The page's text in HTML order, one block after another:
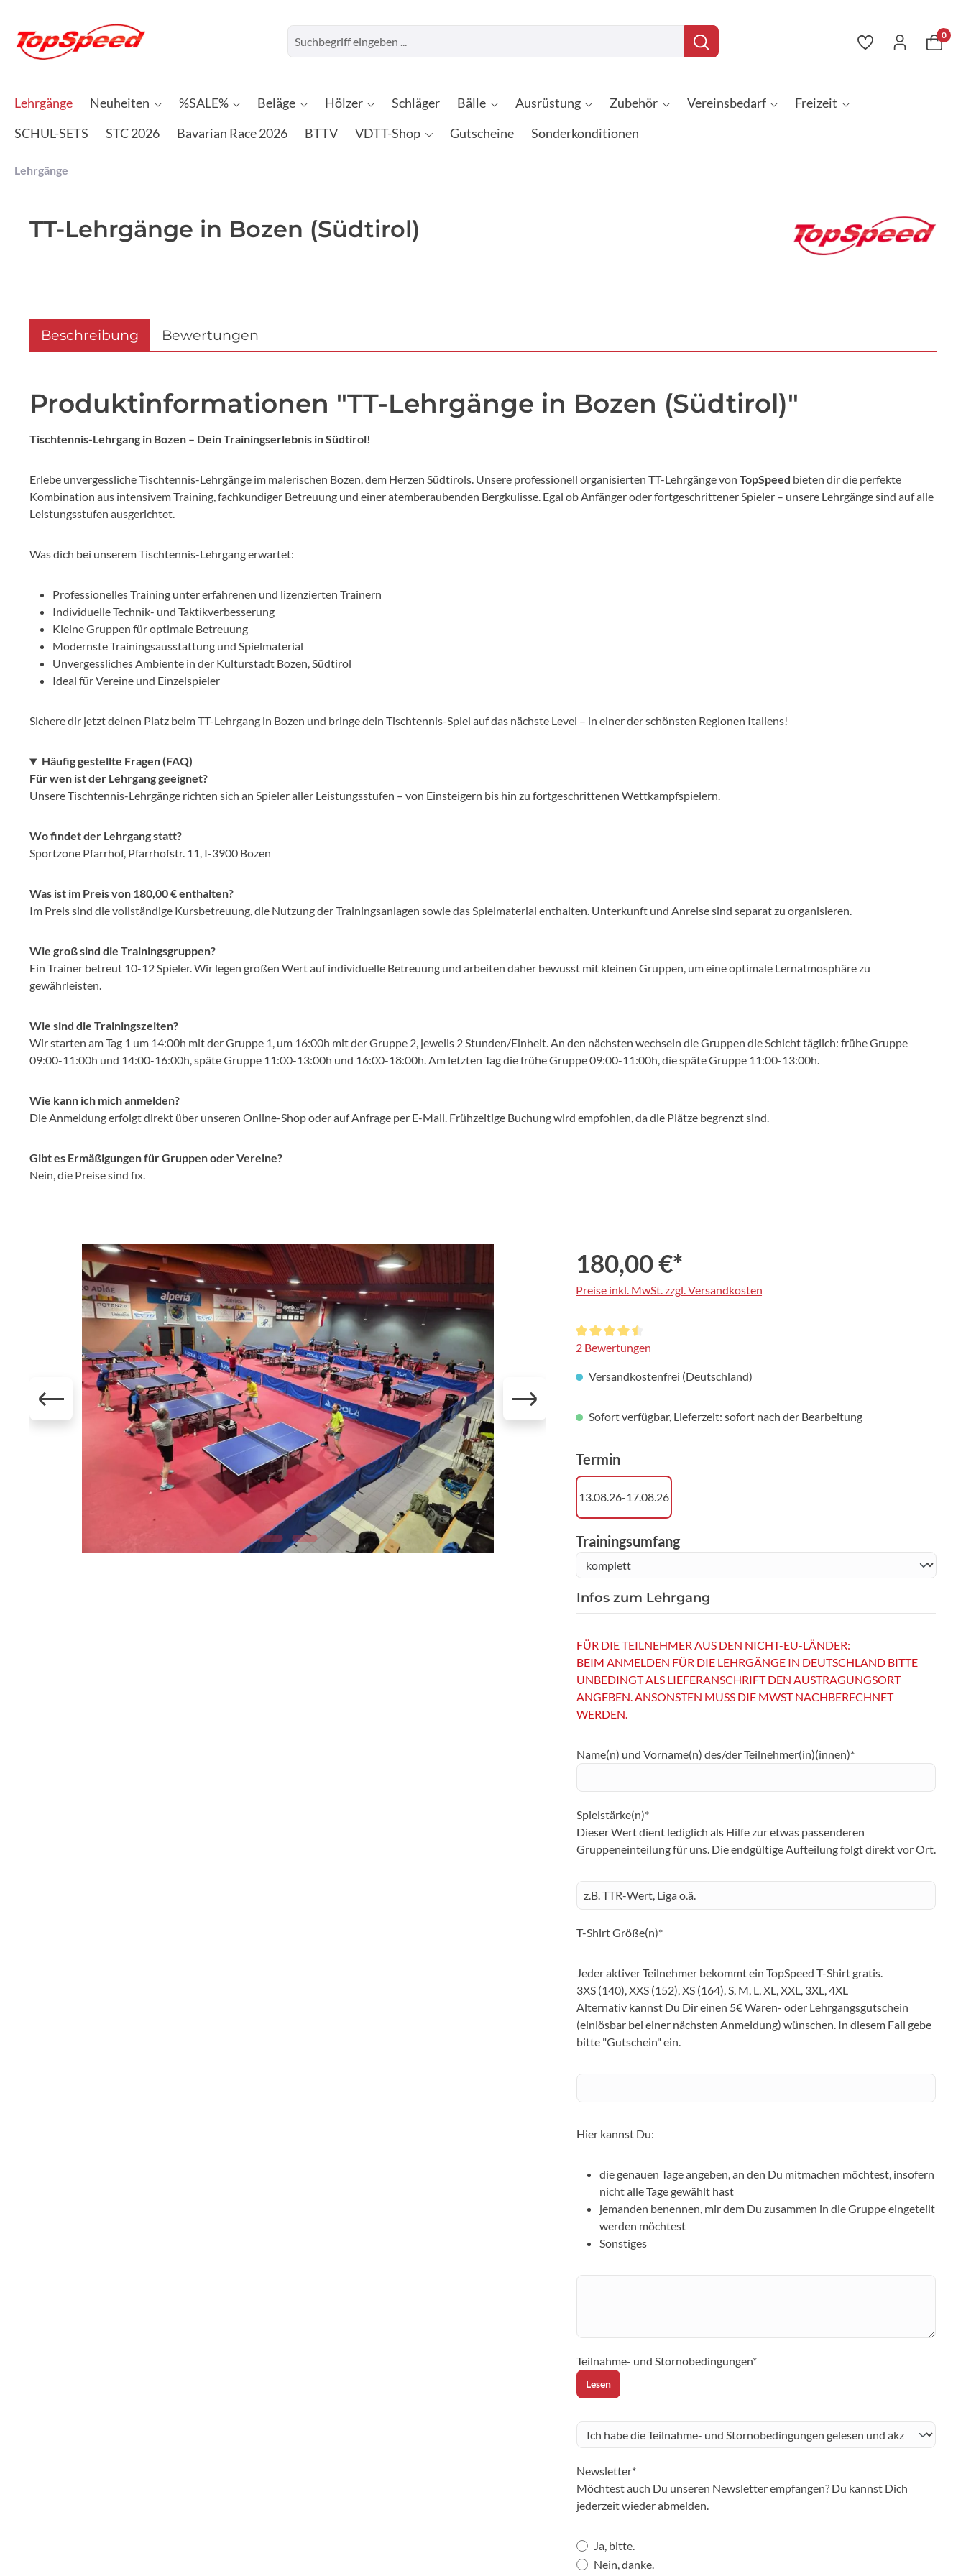
0
Lehrgänge Neuheiten %SALE% Beläge Hölzer Schläger Bälle Ausrüstung Zubehör Vereinsbedarf
Freizeit
SCHUL-SETS
STC 2026 Bavarian Race 2026 BTTV VDTT-Shop Gutscheine Sonderkonditionen
Lehrgänge
TT-Lehrgänge in Bozen (Südtirol)
Beschreibung Bewertungen
Produktinformationen "TT-Lehrgänge in Bozen (Südtirol)"
Tischtennis-Lehrgang in Bozen – Dein Trainingserlebnis in Südtirol!
Erlebe unvergessliche Tischtennis-Lehrgänge im malerischen Bozen, dem Herzen Südtirols. Unsere professionell organisierten TT-Lehrgänge von TopSpeed bieten dir die perfekte
Kombination aus intensivem Training, fachkundiger Betreuung und einer atemberaubenden Bergkulisse. Egal ob Anfänger oder fortgeschrittener Spieler – unsere Lehrgänge sind auf alle
Leistungsstufen ausgerichtet.
Was dich bei unserem Tischtennis-Lehrgang erwartet:
Professionelles Training unter erfahrenen und lizenzierten Trainern
Individuelle Technik- und Taktikverbesserung
Kleine Gruppen für optimale Betreuung
Modernste Trainingsausstattung und Spielmaterial
Unvergessliches Ambiente in der Kulturstadt Bozen, Südtirol
Ideal für Vereine und Einzelspieler
Sichere dir jetzt deinen Platz beim TT-Lehrgang in Bozen und bringe dein Tischtennis-Spiel auf das nächste Level – in einer der schönsten Regionen Italiens!
Häufig gestellte Fragen (FAQ)
Für wen ist der Lehrgang geeignet?
Unsere Tischtennis-Lehrgänge richten sich an Spieler aller Leistungsstufen – von Einsteigern bis hin zu fortgeschrittenen Wettkampfspielern.
Wo findet der Lehrgang statt?
Sportzone Pfarrhof, Pfarrhofstr. 11, I-3900 Bozen
Was ist im Preis von 180,00 € enthalten?
Im Preis sind die vollständige Kursbetreuung, die Nutzung der Trainingsanlagen sowie das Spielmaterial enthalten. Unterkunft und Anreise sind separat zu organisieren.
Wie groß sind die Trainingsgruppen?
Ein Trainer betreut 10-12 Spieler. Wir legen großen Wert auf individuelle Betreuung und arbeiten daher bewusst mit kleinen Gruppen, um eine optimale Lernatmosphäre zu
gewährleisten.
Wie sind die Trainingszeiten?
Wir starten am Tag 1 um 14:00h mit der Gruppe 1, um 16:00h mit der Gruppe 2, jeweils 2 Stunden/Einheit. An den nächsten wechseln die Gruppen die Schicht täglich: frühe Gruppe
09:00-11:00h und 14:00-16:00h, späte Gruppe 11:00-13:00h und 16:00-18:00h. Am letzten Tag die frühe Gruppe 09:00-11:00h, die späte Gruppe 11:00-13:00h.
Wie kann ich mich anmelden?
Die Anmeldung erfolgt direkt über unseren Online-Shop oder auf Anfrage per E-Mail. Frühzeitige Buchung wird empfohlen, da die Plätze begrenzt sind.
Gibt es Ermäßigungen für Gruppen oder Vereine?
Nein, die Preise sind fix.
Bildergalerie überspringen 180,00 €*
Preise inkl. MwSt. zzgl. Versandkosten
Durchschnittliche Bewertung von 4.5 von 5 Sternen
2 Bewertungen
Versandkostenfrei (Deutschland)
Sofort verfügbar, Lieferzeit: sofort nach der Bearbeitung
Terminauswählen
13.08.26-17.08.26
Trainingsumfangauswählen
Infos zum Lehrgang
FÜR DIE TEILNEHMER AUS DEN NICHT-EU-LÄNDER:
BEIM ANMELDEN FÜR DIE LEHRGÄNGE IN DEUTSCHLAND BITTE
UNBEDINGT ALS LIEFERANSCHRIFT DEN AUSTRAGUNGSORT
ANGEBEN. ANSONSTEN MUSS DIE MWST NACHBERECHNET
WERDEN.
Name(n) und Vorname(n) des/der Teilnehmer(in)(innen)*
Spielstärke(n)*
Dieser Wert dient lediglich als Hilfe zur etwas passenderen
Gruppeneinteilung für uns. Die endgültige Aufteilung folgt direkt vor Ort.
T-Shirt Größe(n)*
Jeder aktiver Teilnehmer bekommt ein TopSpeed T-Shirt gratis.
3XS (140), XXS (152), XS (164), S, M, L, XL, XXL, 3XL, 4XL
Alternativ kannst Du Dir einen 5€ Waren- oder Lehrgangsgutschein
(einlösbar bei einer nächsten Anmeldung) wünschen. In diesem Fall gebe
bitte "Gutschein" ein.
Hier kannst Du:
die genauen Tage angeben, an den Du mitmachen möchtest, insofern
nicht alle Tage gewählt hast
jemanden benennen, mir dem Du zusammen in die Gruppe eingeteilt
werden möchtest
Sonstiges
Teilnahme- und Stornobedingungen*
Lesen
Newsletter*
Möchtest auch Du unseren Newsletter empfangen? Du kannst Dich
jederzeit wieder abmelden.
Ja, bitte.
Nein, danke.